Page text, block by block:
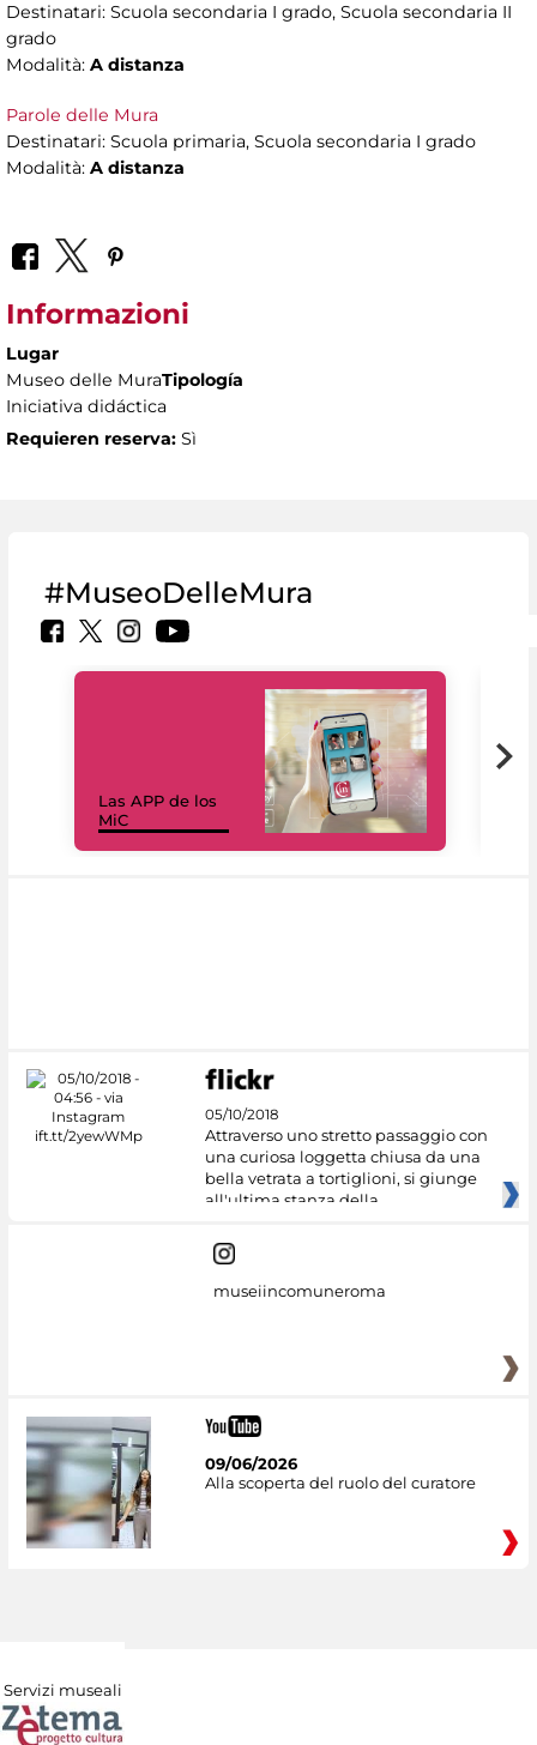
Destinatari: Scuola secondaria I grado, Scuola secondaria II
grado
Modalità: A distanza
Parole delle Mura
Destinatari: Scuola primaria, Scuola secondaria I grado
Modalità: A distanza
Informazioni
Lugar
Museo delle MuraTipología
Iniciativa didáctica
Requieren reserva: Sì
#MuseoDelleMura
Las APP de los
MiC
05/10/2018
Attraverso uno stretto passaggio con
una curiosa loggetta chiusa da una
bella vetrata a tortiglioni, si giunge
all'ultima stanza della
museiincomuneroma
09/06/2026
Alla scoperta del ruolo del curatore
Servizi museali